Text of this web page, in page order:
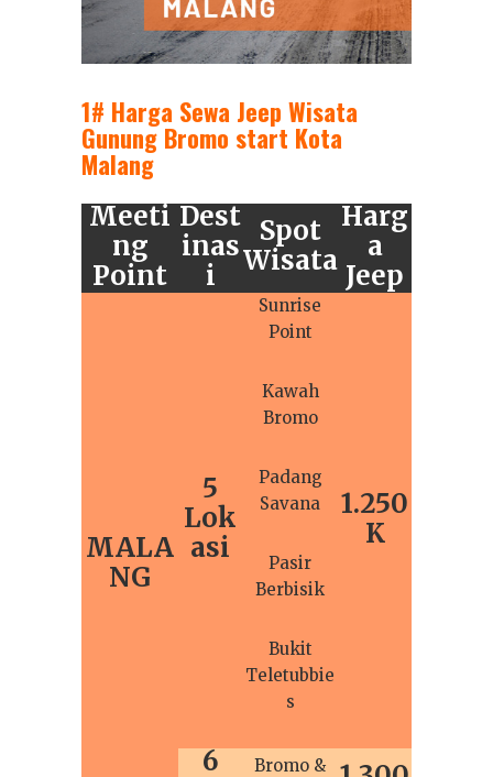
1# Harga Sewa Jeep Wisata
Gunung Bromo start Kota
Malang
Meeti
ng
Point
Dest
inas
i
Spot
Wisata
Harg
a
Jeep
MALA
NG
5
Lok
asi
Sunrise
Point
Kawah
Bromo
Padang
Savana
Pasir
Berbisik
Bukit
Teletubbie
s
1.250
K
6
Bromo &